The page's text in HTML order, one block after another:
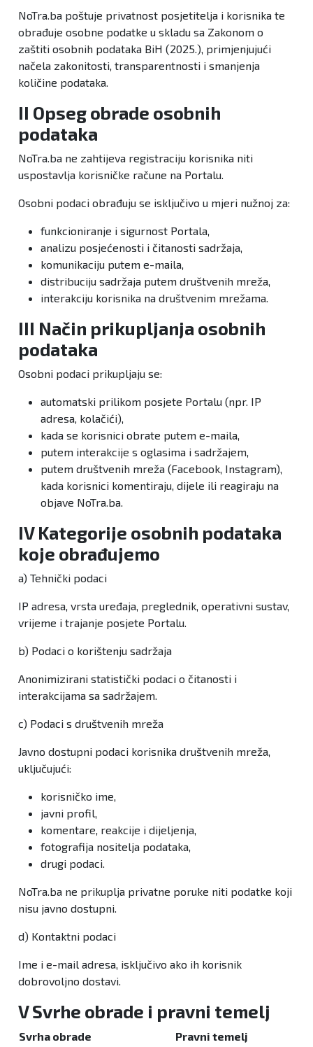
NoTra.ba poštuje privatnost posjetitelja i korisnika te
obrađuje osobne podatke u skladu sa Zakonom o
zaštiti osobnih podataka BiH (2025.), primjenjujući
načela zakonitosti, transparentnosti i smanjenja
količine podataka.
II Opseg obrade osobnih
podataka
NoTra.ba ne zahtijeva registraciju korisnika niti
uspostavlja korisničke račune na Portalu.
Osobni podaci obrađuju se isključivo u mjeri nužnoj za:
funkcioniranje i sigurnost Portala,
analizu posjećenosti i čitanosti sadržaja,
komunikaciju putem e-maila,
distribuciju sadržaja putem društvenih mreža,
interakciju korisnika na društvenim mrežama.
III Način prikupljanja osobnih
podataka
Osobni podaci prikupljaju se:
automatski prilikom posjete Portalu (npr. IP
adresa, kolačići),
kada se korisnici obrate putem e-maila,
putem interakcije s oglasima i sadržajem,
putem društvenih mreža (Facebook, Instagram),
kada korisnici komentiraju, dijele ili reagiraju na
objave NoTra.ba.
IV Kategorije osobnih podataka
koje obrađujemo
a) Tehnički podaci
IP adresa, vrsta uređaja, preglednik, operativni sustav,
vrijeme i trajanje posjete Portalu.
b) Podaci o korištenju sadržaja
Anonimizirani statistički podaci o čitanosti i
interakcijama sa sadržajem.
c) Podaci s društvenih mreža
Javno dostupni podaci korisnika društvenih mreža,
uključujući:
korisničko ime,
javni profil,
komentare, reakcije i dijeljenja,
fotografija nositelja podataka,
drugi podaci.
NoTra.ba ne prikuplja privatne poruke niti podatke koji
nisu javno dostupni.
d) Kontaktni podaci
Ime i e-mail adresa, isključivo ako ih korisnik
dobrovoljno dostavi.
V Svrhe obrade i pravni temelj
Svrha obrade Pravni temelj